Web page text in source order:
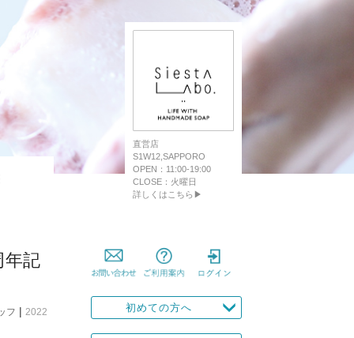
直営店
S1W12,SAPPORO
OPEN：11:00-19:00
CLOSE：火曜日
詳しくはこちら▶
年記
フ | 2022
初めての方へ